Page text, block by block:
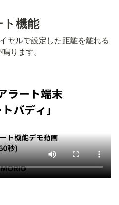
ト機能
ヤルで設定した距離を離れる
ります。